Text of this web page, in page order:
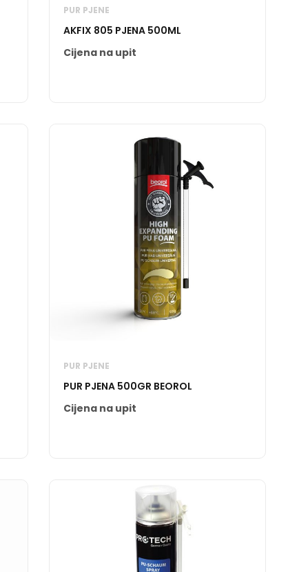
PUR PJENE
AKFIX 805 PJENA 500ML
Cijena na upit
PUR PJENE
PUR PJENA 500GR BEOROL
Cijena na upit